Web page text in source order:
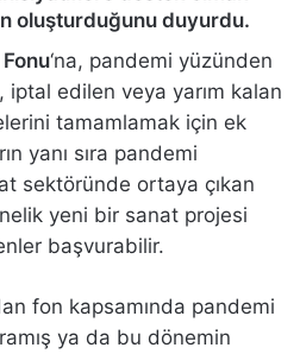
oluşturduğunu duyurdu.
‘na, pandemi yüzünden
iptal edilen veya yarım kalan
tamamlamak için ek
yanı sıra pandemi
sektöründe ortaya çıkan
yeni bir sanat projesi
başvurabilir.
fon kapsamında pandemi
ya da bu dönemin